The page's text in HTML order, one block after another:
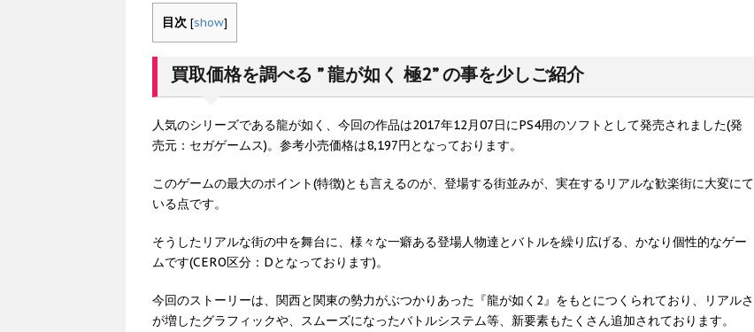
目次 [show]
買取価格を調べる ” 龍が如く 極2” の事を少しご紹介
人気のシリーズである龍が如く、今回の作品は2017年12月07日にPS4用のソフトとして発売されました(発
売元：セガゲームス)。参考小売価格は8,197円となっております。
このゲームの最大のポイント(特徴)とも言えるのが、登場する街並みが、実在するリアルな歓楽街に大変にて
いる点です。
そうしたリアルな街の中を舞台に、様々な一癖ある登場人物達とバトルを繰り広げる、かなり個性的なゲー
ムです(CERO区分：Dとなっております)。
今回のストーリーは、関西と関東の勢力がぶつかりあった『龍が如く2』をもとにつくられており、リアルさ
が増したグラフィックや、スムーズになったバトルシステム等、新要素もたくさん追加されております。